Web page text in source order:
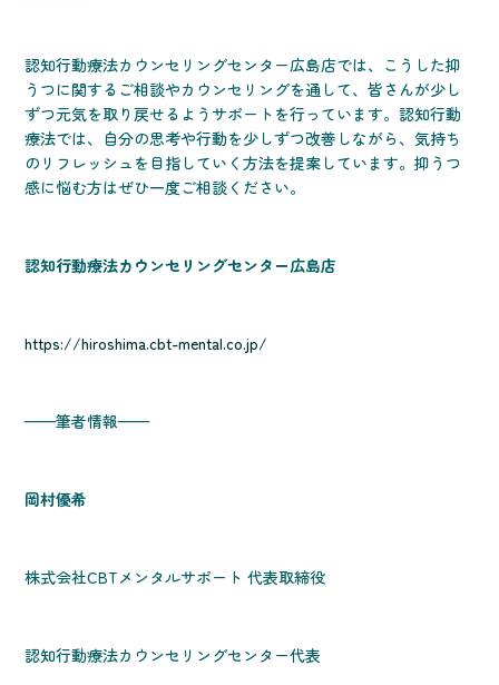
認知行動療法カウンセリングセンター広島店では、こうした抑
うつに関するご相談やカウンセリングを通して、皆さんが少し
ずつ元気を取り戻せるようサポートを行っています。認知行動
療法では、自分の思考や行動を少しずつ改善しながら、気持ち
のリフレッシュを目指していく方法を提案しています。抑うつ
感に悩む方はぜひ一度ご相談ください。
認知行動療法カウンセリングセンター広島店
https://hiroshima.cbt-mental.co.jp/
——筆者情報——
岡村優希
株式会社CBTメンタルサポート 代表取締役
認知行動療法カウンセリングセンター代表